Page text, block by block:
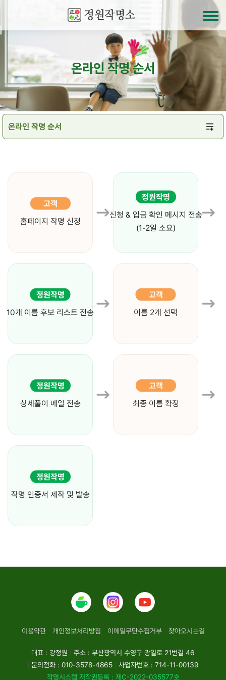
온라인 작명 순서
고객
홈페이지 작명 신청
정원작명
신청 & 입금 확인 메시지 전송
(1-2일 소요)
정원작명
10개 이름 후보 리스트 전송
고객
이름 2개 선택
정원작명
상세풀이 메일 전송
고객
최종 이름 확정
정원작명
작명 인증서 제작 및 발송
이용약관 개인정보처리방침 이메일무단수집거부 찾아오시는길
대표 : 강정원
주소 : 부산광역시 수영구 광일로 21번길 46
문의전화 : 010-3578-4865
사업자번호 : 714-11-00139
작명시스템 저작권등록 : 제C-2022-035577호